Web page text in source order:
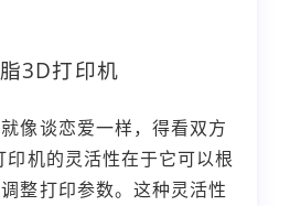
3D打印机
像谈恋爱一样，得看双方
机的灵活性在于它可以根
整打印参数。这种灵活性